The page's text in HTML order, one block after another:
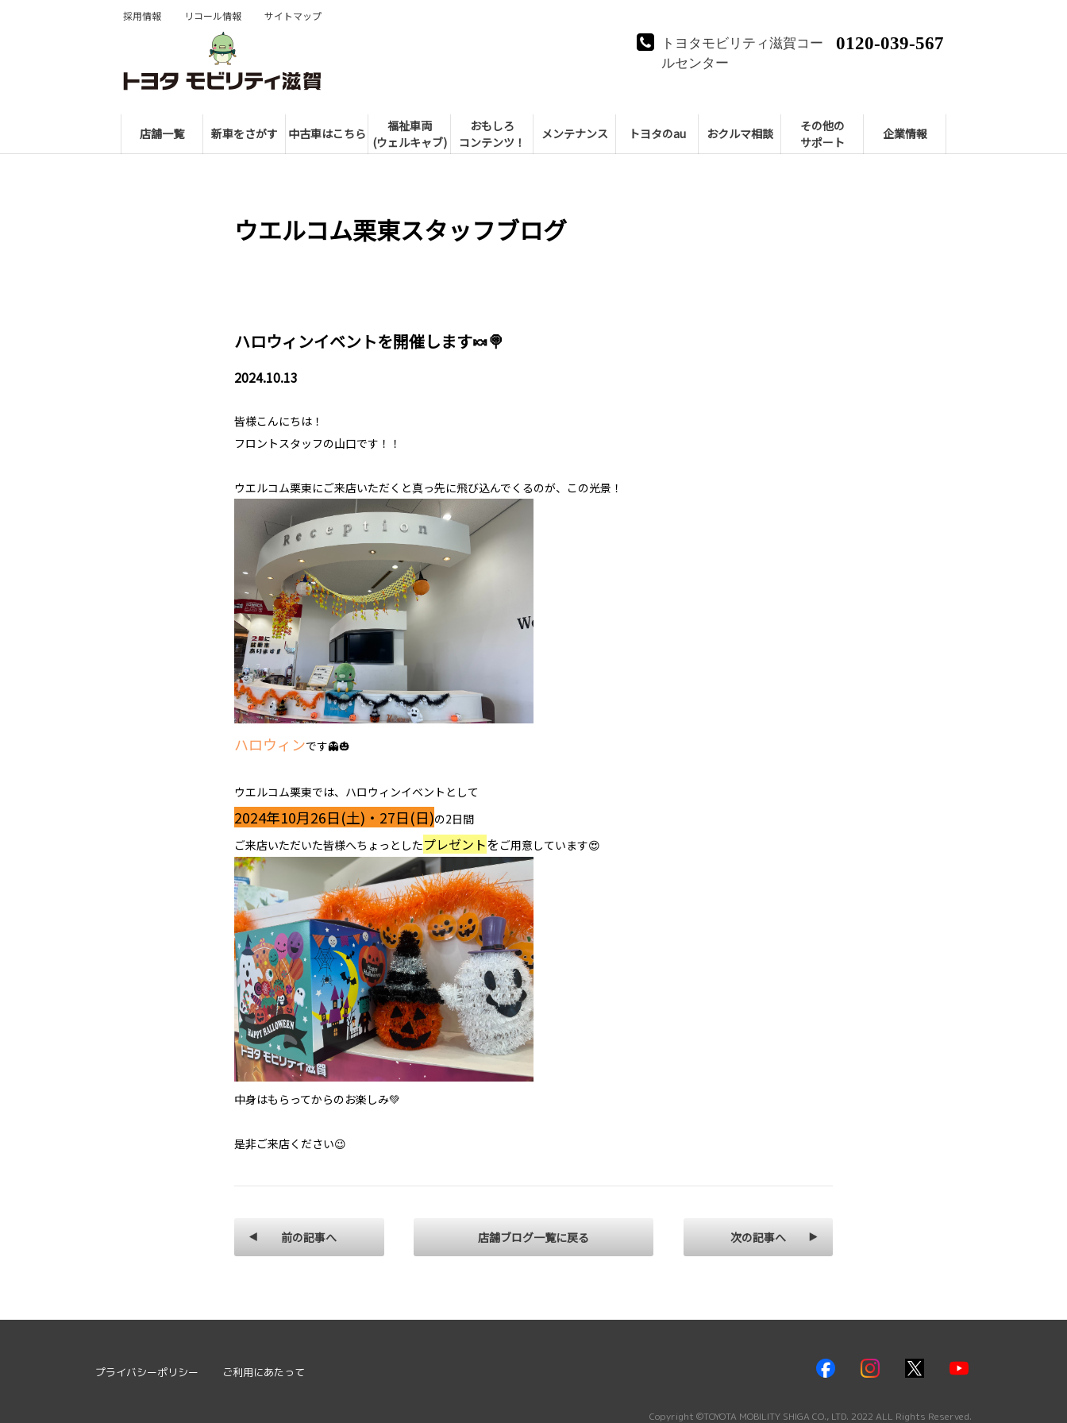
トヨタモビリティ滋賀コー
ルセンター
0120-039-567
店舗一覧 新車をさがす 中古車はこちら
福祉車両
(ウェルキャブ)
おもしろ
コンテンツ！
メンテナンス トヨタのau おクルマ相談
その他の
サポート
企業情報
採用情報 リコール情報 サイトマップ
ウエルコム栗東スタッフブログ
ハロウィンイベントを開催します🍬🍭
2024.10.13
皆様こんにちは！
フロントスタッフの山口です！！
ウエルコム栗東にご来店いただくと真っ先に飛び込んでくるのが、この光景！
ハロウィンです👻🎃
ウエルコム栗東では、ハロウィンイベントとして
2024年10月26日(土)・27日(日)の2日間
ご来店いただいた皆様へちょっとしたプレゼントを ご用意しています😍
中身はもらってからのお楽しみ💚
是非ご来店ください😉
前の記事へ 店舗ブログ一覧に戻る 次の記事へ
プライバシーポリシー ご利用にあたって
Copyright ©TOYOTA MOBILITY SHIGA CO., LTD. 2022 ALL Rights Reserved.